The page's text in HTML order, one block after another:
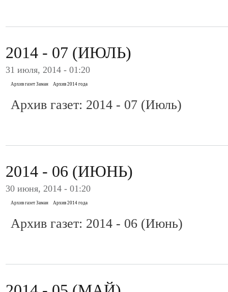
2014 - 07 (ИЮЛЬ)
31 июля, 2014 - 01:20
Архив газет Заман Архив 2014 года
Архив газет: 2014 - 07 (Июль)
2014 - 06 (ИЮНЬ)
30 июня, 2014 - 01:20
Архив газет Заман Архив 2014 года
Архив газет: 2014 - 06 (Июнь)